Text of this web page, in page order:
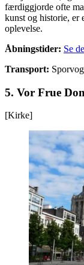
færdiggjorde ofte
kunst og historie, er
oplevelse.
Åbningstider: Se
Transport:
5. Vor Frue
[Kirke]